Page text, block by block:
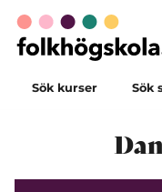
Sök kurser Sök